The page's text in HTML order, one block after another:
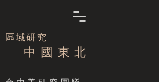
區域研究
中 國 東 北